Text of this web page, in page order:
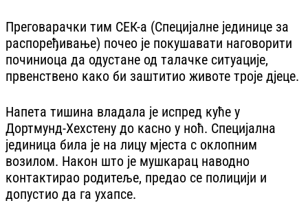
Преговарачки тим СЕК-а (Специјалне јединице за
распоређивање) почео је покушавати наговорити
починиоца да одустане од талачке ситуације,
првенствено како би заштитио животе троје дјеце.
Напета тишина владала је испред куће у
Дортмунд-Хехстену до касно у ноћ. Специјална
јединица била је на лицу мјеста с оклопним
возилом. Након што је мушкарац наводно
контактирао родитеље, предао се полицији и
допустио да га ухапсе.